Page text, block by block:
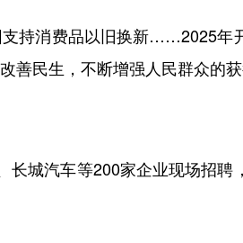
持消费品以旧换新……2025年
善民生，不断增强人民群众的获
城汽车等200家企业现场招聘